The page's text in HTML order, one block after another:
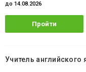
до 14.08.2026
Пройти
Учитель